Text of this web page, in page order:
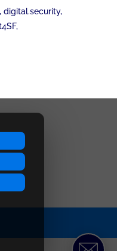
digital.security,